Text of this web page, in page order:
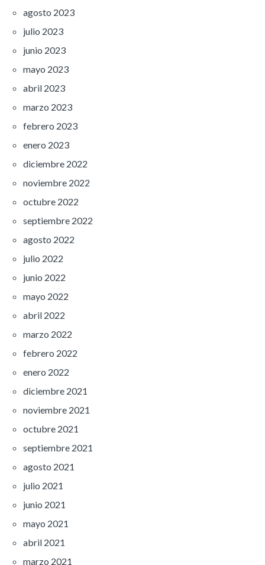
agosto 2023
julio 2023
junio 2023
mayo 2023
abril 2023
marzo 2023
febrero 2023
enero 2023
diciembre 2022
noviembre 2022
octubre 2022
septiembre 2022
agosto 2022
julio 2022
junio 2022
mayo 2022
abril 2022
marzo 2022
febrero 2022
enero 2022
diciembre 2021
noviembre 2021
octubre 2021
septiembre 2021
agosto 2021
julio 2021
junio 2021
mayo 2021
abril 2021
marzo 2021